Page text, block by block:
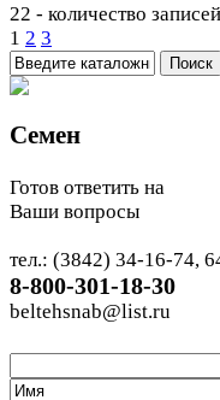
22 - количество записей
1 2 3
Семен
Готов ответить на
Ваши вопросы
тел.: (3842) 34-16-74,
8-800-301-18-30
beltehsnab@list.ru